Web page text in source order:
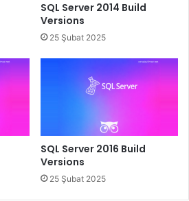
SQL Server 2014 Build
Versions
25 Şubat 2025
SQL Server 2016 Build
Versions
25 Şubat 2025